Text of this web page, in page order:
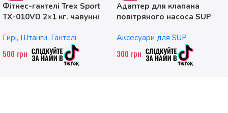
Фітнес-гантелі Trex Sport
TX-010VD 2×1 кг. чавунні
Гирі, Штанги, Гантелі
500 грн
Адаптер для клапана
повітряного насоса SUP
Аксесуари для SUP
300 грн